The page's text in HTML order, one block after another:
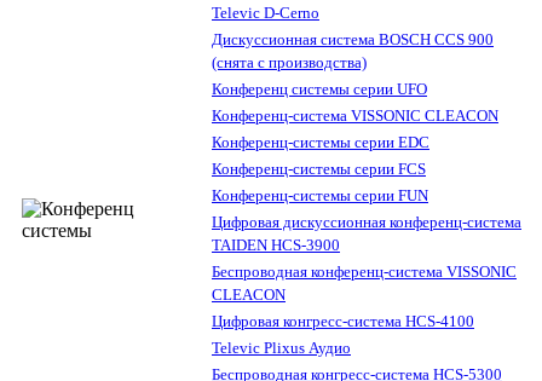
Televic D-Cerno
Дискуссионная система BOSCH CCS 900
(снята с производства)
Конференц системы серии UFO
Конференц-система VISSONIC CLEACON
Конференц-системы серии EDC
Конференц-системы серии FCS
Конференц-системы серии FUN
Цифровая дискуссионная конференц-система
TAIDEN HCS-3900
Беспроводная конференц-система VISSONIC
CLEACON
Цифровая конгресс-система HCS-4100
Televic Plixus Аудио
Беспроводная конгресс-система HCS-5300